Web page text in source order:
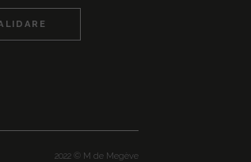
2022 © M de Megève